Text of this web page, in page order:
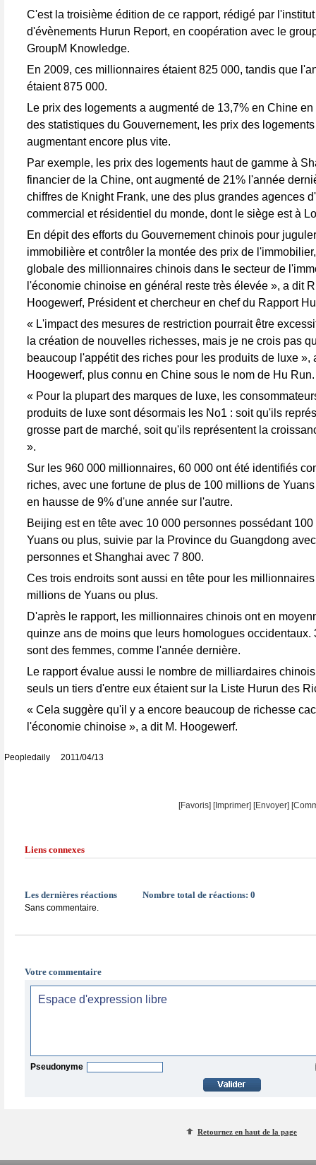
C'est la troisième édition de ce rapport, rédigé par
d'évènements Hurun Report, en coopération avec le
GroupM Knowledge.
En 2009, ces millionnaires étaient 825 000, tandis que
étaient 875 000.
Le prix des logements a augmenté de 13,7% en Chine
des statistiques du Gouvernement, les prix des
augmentant encore plus vite.
Par exemple, les prix des logements haut de gamme à
financier de la Chine, ont augmenté de 21% l'année
chiffres de Knight Frank, une des plus grandes agences
commercial et résidentiel du monde, dont le siège est à
En dépit des efforts du Gouvernement chinois pour
immobilière et contrôler la montée des prix de
globale des millionnaires chinois dans le secteur de
l'économie chinoise en général reste très élevée », a dit
Hoogewerf, Président et chercheur en chef du Rapport
« L'impact des mesures de restriction pourrait être
la création de nouvelles richesses, mais je ne crois pas
beaucoup l'appétit des riches pour les produits de luxe »,
Hoogewerf, plus connu en Chine sous le nom de Hu Run.
« Pour la plupart des marques de luxe, les
produits de luxe sont désormais les No1 : soit qu'ils
grosse part de marché, soit qu'ils représentent la
».
Sur les 960 000 millionnaires, 60 000 ont été identifiés
riches, avec une fortune de plus de 100 millions de
en hausse de 9% d'une année sur l'autre.
Beijing est en tête avec 10 000 personnes possédant
Yuans ou plus, suivie par la Province du Guangdong
personnes et Shanghai avec 7 800.
Ces trois endroits sont aussi en tête pour les
millions de Yuans ou plus.
D'après le rapport, les millionnaires chinois ont en
quinze ans de moins que leurs homologues occidentaux.
sont des femmes, comme l'année dernière.
Le rapport évalue aussi le nombre de milliardaires
seuls un tiers d'entre eux étaient sur la Liste Hurun des
« Cela suggère qu'il y a encore beaucoup de richesse
l'économie chinoise », a dit M. Hoogewerf.
Peopledaily 2011/04/13
[Favoris] [Imprimer] [Envoyer]
Liens connexes
Les dernières réactions Nombre total de réactions: 0
Sans commentaire.
Votre commentaire
Pseudonyme
Retournez en haut de la page